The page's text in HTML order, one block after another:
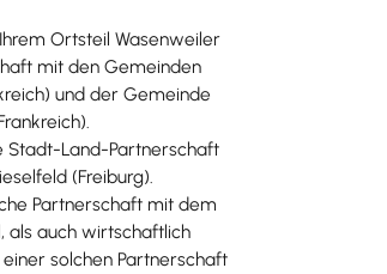
Ortsteil Wasenweiler
mit den Gemeinden
und der Gemeinde
Stadt-Land-Partnerschaft
(Freiburg).
Partnerschaft mit dem
als auch wirtschaftlich
solchen Partnerschaft